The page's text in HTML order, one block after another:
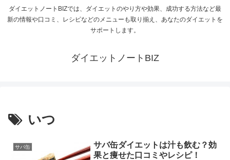
ダイエットノートBIZでは、ダイエットのやり方や効果、成功する方法など最
新の情報や口コミ、レシピなどのメニューも取り揃え、あなたのダイエットを
サポートします。
ダイエットノートBIZ
いつ
サバ缶
サバ缶ダイエットは汁も飲む？効
果と痩せた口コミやレシピ！